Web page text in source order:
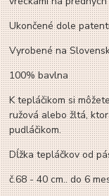
Ukončené dole
Vyrobené na
100% bavlna
K tepláčikom si
ružová alebo žltá,
pudláčikom.
Dĺžka tepláčkov od
č.68 - 40 cm.. do 6